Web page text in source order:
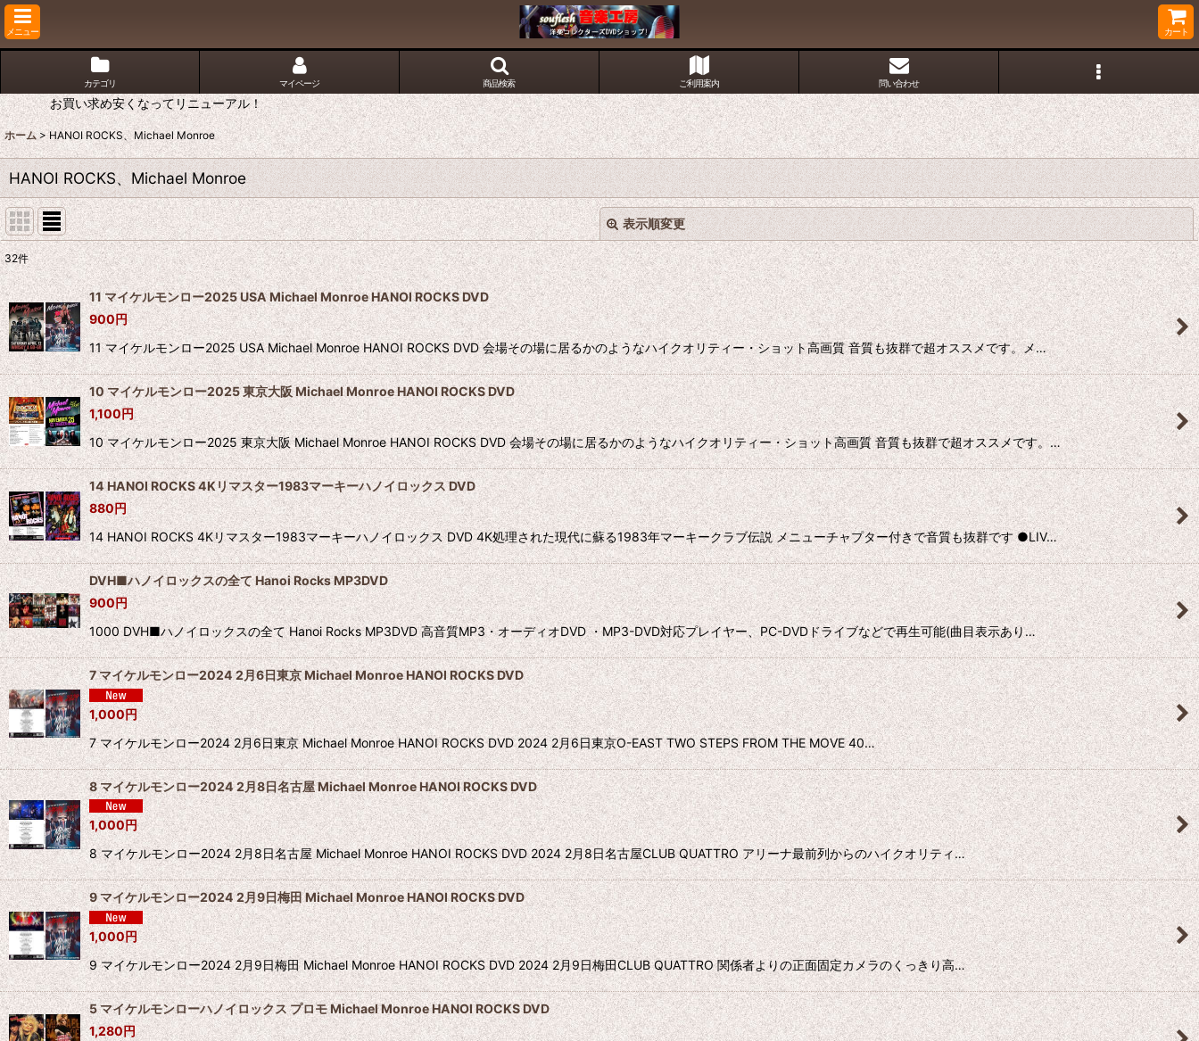
メニュー カート
カテゴリ マイページ 商品検索 ご利用案内 問い合わせ
お買い求め安くなってリニューアル！
ホーム > HANOI ROCKS、Michael Monroe
HANOI ROCKS、Michael Monroe
表示順変更
表示数:
並び順:
絞り込む
閉じる
32件
11 マイケルモンロー2025 USA Michael Monroe HANOI ROCKS DVD
900円
11 マイケルモンロー2025 USA Michael Monroe HANOI ROCKS DVD 会場その場に居るかのようなハイクオリティー・ショット高画質 音質も抜群で超オススメです。メ…
10 マイケルモンロー2025 東京大阪 Michael Monroe HANOI ROCKS DVD
1,100円
10 マイケルモンロー2025 東京大阪 Michael Monroe HANOI ROCKS DVD 会場その場に居るかのようなハイクオリティー・ショット高画質 音質も抜群で超オススメです。…
14 HANOI ROCKS 4Kリマスター1983マーキーハノイロックス DVD
880円
14 HANOI ROCKS 4Kリマスター1983マーキーハノイロックス DVD 4K処理された現代に蘇る1983年マーキークラブ伝説 メニューチャプター付きで音質も抜群です ●LIV…
DVH■ハノイロックスの全て Hanoi Rocks MP3DVD
900円
1000 DVH■ハノイロックスの全て Hanoi Rocks MP3DVD 高音質MP3・オーディオDVD ・MP3-DVD対応プレイヤー、PC-DVDドライブなどで再生可能(曲目表示あり…
7 マイケルモンロー2024 2月6日東京 Michael Monroe HANOI ROCKS DVD
1,000円
7 マイケルモンロー2024 2月6日東京 Michael Monroe HANOI ROCKS DVD 2024 2月6日東京O-EAST TWO STEPS FROM THE MOVE 40…
8 マイケルモンロー2024 2月8日名古屋 Michael Monroe HANOI ROCKS DVD
1,000円
8 マイケルモンロー2024 2月8日名古屋 Michael Monroe HANOI ROCKS DVD 2024 2月8日名古屋CLUB QUATTRO アリーナ最前列からのハイクオリティ…
9 マイケルモンロー2024 2月9日梅田 Michael Monroe HANOI ROCKS DVD
1,000円
9 マイケルモンロー2024 2月9日梅田 Michael Monroe HANOI ROCKS DVD 2024 2月9日梅田CLUB QUATTRO 関係者よりの正面固定カメラのくっきり高…
5 マイケルモンローハノイロックス プロモ Michael Monroe HANOI ROCKS DVD
1,280円